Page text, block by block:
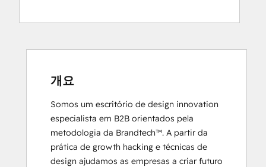
HubSpot Sales Hub Software
HubSpot Solutions Partner
Inbound Marketing
Platform Consulting
Revenue Operations
Salesforce Integration Certification
개요
Somos um escritório de design innovation
especialista em B2B orientados pela
metodologia da Brandtech™. A partir da
prática de growth hacking e técnicas de
design ajudamos as empresas a criar futuro